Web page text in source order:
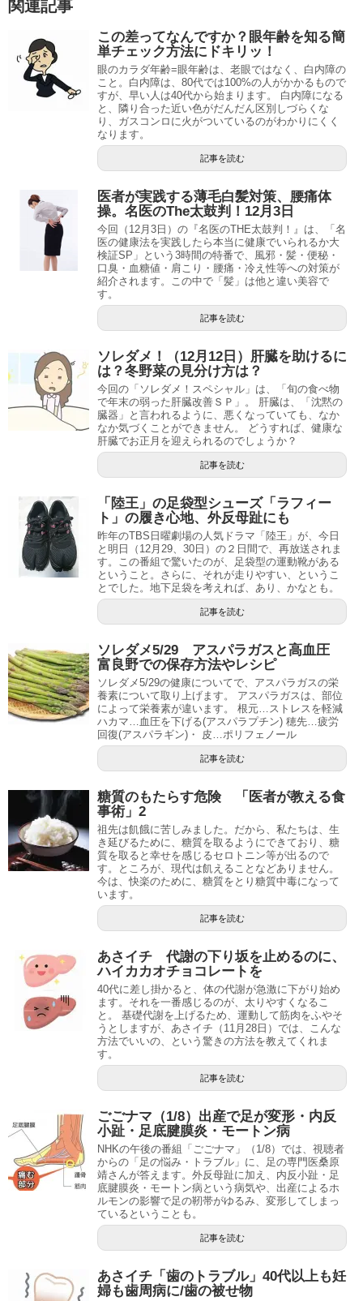
関連記事
この差ってなんですか？眼年齢を知る簡
単チェック方法にドキリッ！
眼のカラダ年齢=眼年齢は、老眼ではなく、白内障の
こと。白内障は、80代では100%の人がかかるもので
すが、早い人は40代から始まります。 白内障になる
と、隣り合った近い色がだんだん区別しづらくな
り、ガスコンロに火がついているのがわかりにくく
なります。
記事を読む
医者が実践する薄毛白髪対策、腰痛体
操。名医のThe太鼓判！12月3日
今回（12月3日）の『名医のTHE太鼓判！』は、「名
医の健康法を実践したら本当に健康でいられるか大
検証SP」という3時間の特番で、風邪・髪・便秘・
口臭・血糖値・肩こり・腰痛・冷え性等への対策が
紹介されます。この中で「髪」は他と違い美容で
す。
記事を読む
ソレダメ！（12月12日）肝臓を助けるに
は？冬野菜の見分け方は？
今回の「ソレダメ！スペシャル」は、「旬の食べ物
で年末の弱った肝臓改善ＳＰ」。 肝臓は、「沈黙の
臓器」と言われるように、悪くなっていても、なか
なか気づくことができません。 どうすれば、健康な
肝臓でお正月を迎えられるのでしょうか？
記事を読む
「陸王」の足袋型シューズ「ラフィー
ト」の履き心地、外反母趾にも
昨年のTBS日曜劇場の人気ドラマ「陸王」が、今日
と明日（12月29、30日）の２日間で、再放送されま
す。この番組で驚いたのが、足袋型の運動靴がある
ということ。さらに、それが走りやすい、というこ
とでした。地下足袋を考えれば、あり、かなとも。
記事を読む
ソレダメ5/29 アスパラガスと高血圧
富良野での保存方法やレシピ
ソレダメ5/29の健康についてで、アスパラガスの栄
養素について取り上げます。 アスパラガスは、部位
によって栄養素が違います。 根元…ストレスを軽減
ハカマ…血圧を下げる(アスパラプチン) 穂先…疲労
回復(アスパラギン)・ 皮…ポリフェノール
記事を読む
糖質のもたらす危険 「医者が教える食
事術」2
祖先は飢餓に苦しみました。だから、私たちは、生
き延びるために、糖質を取るようにできており、糖
質を取ると幸せを感じるセロトニン等が出るので
す。ところが、現代は飢えることなどありません。
今は、快楽のために、糖質をとり糖質中毒になって
います。
記事を読む
あさイチ 代謝の下り坂を止めるのに、
ハイカカオチョコレートを
40代に差し掛かると、体の代謝が急激に下がり始め
ます。それを一番感じるのが、太りやすくなるこ
と。 基礎代謝を上げるため、運動して筋肉をふやそ
うとしますが、あさイチ（11月28日）では、こんな
方法でいいの、という驚きの方法を教えてくれま
す。
記事を読む
ごごナマ（1/8）出産で足が変形・内反
小趾・足底腱膜炎・モートン病
NHKの午後の番組「ごごナマ」（1/8）では、視聴者
からの「足の悩み・トラブル」に、足の専門医桑原
靖さんが答えます。外反母趾に加え、内反小趾・足
底腱膜炎・モートン病という病気や、出産によるホ
ルモンの影響で足の靭帯がゆるみ、変形してしまっ
ているということも。
記事を読む
あさイチ「歯のトラブル」40代以上も妊
婦も歯周病に/歯の被せ物